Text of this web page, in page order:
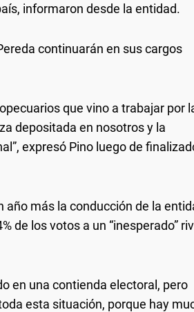
informaron desde la entidad.
continuarán en sus cargos
que vino a trabajar por
depositada en nosotros y la
expresó Pino luego de
más la conducción de la
de los votos a un “inesperado”
en una contienda electoral, pero
esta situación, porque hay